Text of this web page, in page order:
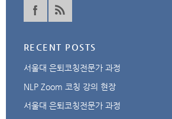
RECENT POSTS
서울대 은퇴코칭전문가 과정
NLP Zoom 코칭 강의 현장
서울대 은퇴코칭전문가 과정